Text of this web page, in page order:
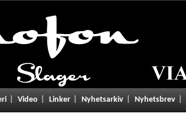
Video Linker Nyhetsarkiv Nyhetsbrev